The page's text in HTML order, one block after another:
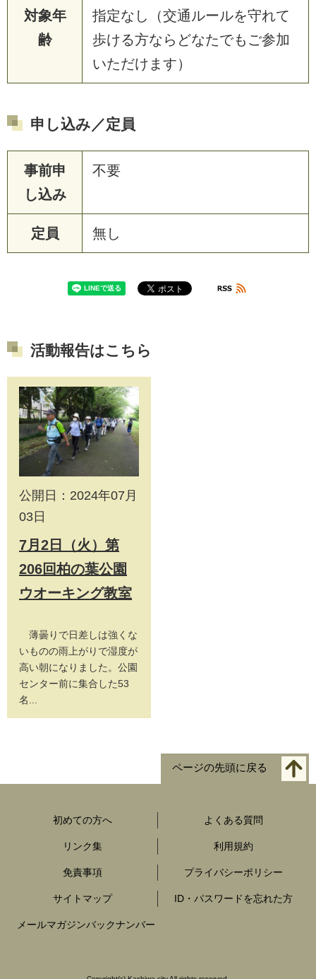
対象年
齢
指定なし（交通ルールを守れて
歩ける方ならどなたでもご参加
いただけます）
申し込み／定員
事前申
し込み
不要
定員 無し
活動報告はこちら
公開日：2024年07月
03日
7月2日（火）第
206回柏の葉公園
ウオーキング教室
薄曇りで日差しは強くな
いものの雨上がりで湿度が
高い朝になりました。公園
センター前に集合した53
名...
ページの先頭に戻る
初めての方へ よくある質問
リンク集 利用規約
免責事項 プライバシーポリシー
サイトマップ ID・パスワードを忘れた方
メールマガジンバックナンバー